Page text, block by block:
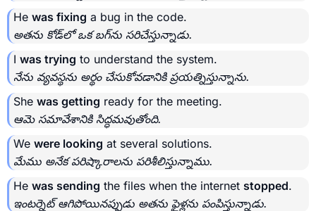
He was fixing a bug in the code.
అతను కోడ్‌లో ఒక బగ్‌ను సరిచేస్తున్నాడు.
I was trying to understand the system.
నేను వ్యవస్థను అర్థం చేసుకోవడానికి ప్రయత్నిస్తున్నాను.
She was getting ready for the meeting.
ఆమె సమావేశానికి సిద్ధమవుతోంది.
We were looking at several solutions.
మేము అనేక పరిష్కారాలను పరిశీలిస్తున్నాము.
He was sending the files when the internet stopped.
ఇంటర్నెట్ ఆగిపోయినప్పుడు అతను ఫైళ్లను పంపిస్తున్నాడు.